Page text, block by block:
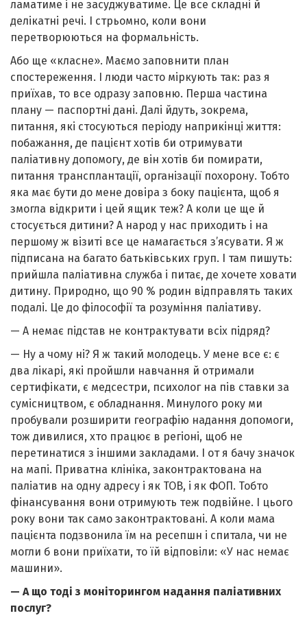
ламатиме і не засуджуватиме. Це все складні й
делікатні речі. І стрьомно, коли вони
перетворюються на формальність.
Або ще «класне». Маємо заповнити план
спостереження. І люди часто міркують так: раз я
приїхав, то все одразу заповню. Перша частина
плану — паспортні дані. Далі йдуть, зокрема,
питання, які стосуються періоду наприкінці життя:
побажання, де пацієнт хотів би отримувати
паліативну допомогу, де він хотів би помирати,
питання трансплантації, організації похорону. Тобто
яка має бути до мене довіра з боку пацієнта, щоб я
змогла відкрити і цей ящик теж? А коли це ще й
стосується дитини? А народ у нас приходить і на
першому ж візиті все це намагається з’ясувати. Я ж
підписана на багато батьківських груп. І там пишуть:
прийшла паліативна служба і питає, де хочете ховати
дитину. Природно, що 90 % родин відправлять таких
подалі. Це до філософії та розуміння паліативу.
— А немає підстав не контрактувати всіх підряд?
— Ну а чому ні? Я ж такий молодець. У мене все є: є
два лікарі, які пройшли навчання й отримали
сертифікати, є медсестри, психолог на пів ставки за
сумісництвом, є обладнання. Минулого року ми
пробували розширити географію надання допомоги,
тож дивилися, хто працює в регіоні, щоб не
перетинатися з іншими закладами. І от я бачу значок
на мапі. Приватна клініка, законтрактована на
паліатив на одну адресу і як ТОВ, і як ФОП. Тобто
фінансування вони отримують теж подвійне. І цього
року вони так само законтрактовані. А коли мама
пацієнта подзвонила їм на ресепшн і спитала, чи не
могли б вони приїхати, то їй відповіли: «У нас немає
машини».
— А що тоді з моніторингом надання паліативних
послуг?